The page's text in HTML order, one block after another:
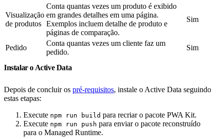
Visualização
de produtos
Conta quantas vezes um produto é exibido
em grandes detalhes em uma página.
Exemplos incluem detalhe de produto e
páginas de comparação.
Sim
Pedido
Conta quantas vezes um cliente faz um
pedido.
Sim
Instalar o Active Data
Depois de concluir os pré-requisitos, instale o Active Data seguindo
estas etapas:
Execute npm run build para recriar o pacote PWA Kit.
Execute npm run push para enviar o pacote reconstruído
para o Managed Runtime.